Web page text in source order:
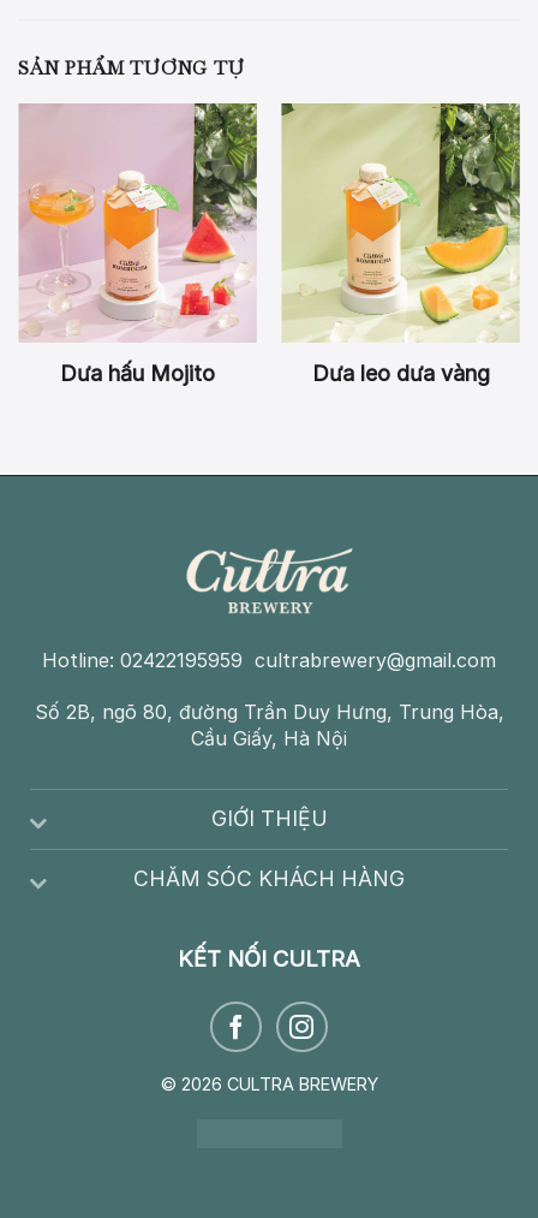
SẢN PHẨM TƯƠNG TỰ
Dưa hấu Mojito Dưa leo dưa vàng
Hotline: 02422195959 cultrabrewery@gmail.com
Số 2B, ngõ 80, đường Trần Duy Hưng, Trung Hòa,
Cầu Giấy, Hà Nội
GIỚI THIỆU
CHĂM SÓC KHÁCH HÀNG
KẾT NỐI CULTRA
© 2026 CULTRA BREWERY